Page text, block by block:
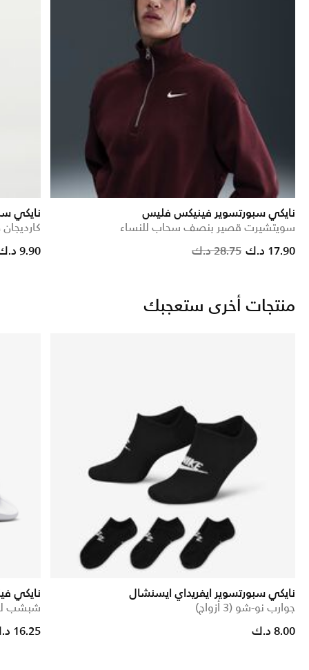
نايكي سبورتسوير فينيكس فليس
سويتشيرت قصير بنصف سحاب للنساء
Price reduced from
28.75 د.ك to 17.90 د.ك
نايكي
9.90 د.ك
منتجات أخرى ستعجبك
نايكي سبورتسوير ايفريداي ايسنشال
جوارب نو-شو (3 أزواج)
8.00 د.ك
نايكي
شبشب
16.25 د.ك